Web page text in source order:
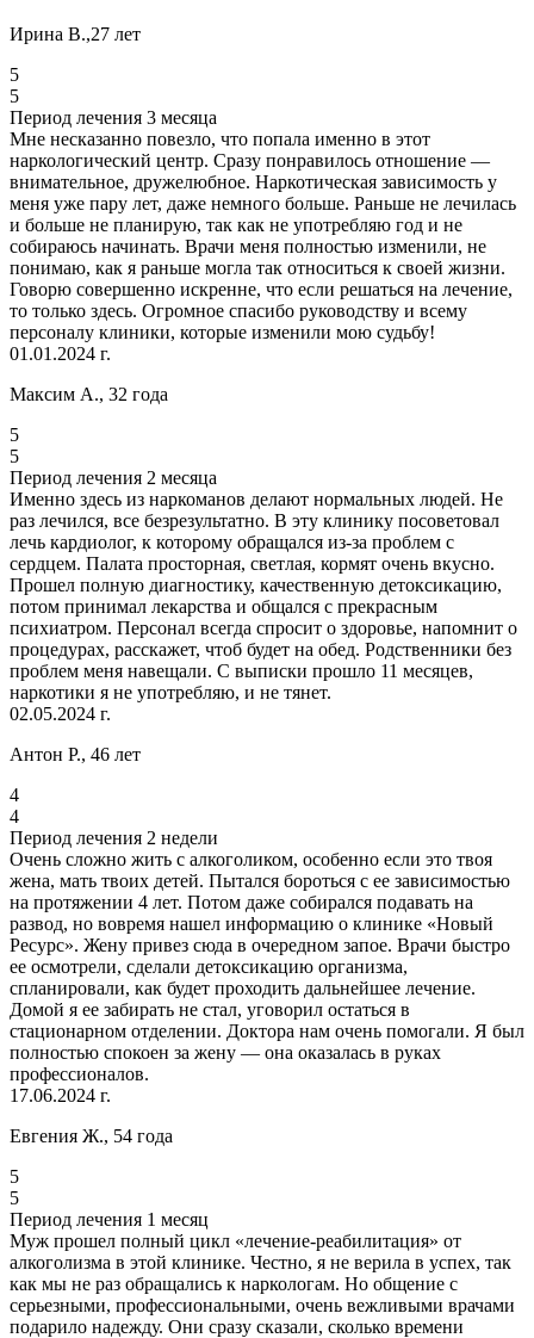
Ирина В.,27 лет
5
5
Период лечения 3 месяца
Мне несказанно повезло, что попала именно в этот
наркологический центр. Сразу понравилось отношение —
внимательное, дружелюбное. Наркотическая зависимость у
меня уже пару лет, даже немного больше. Раньше не лечилась
и больше не планирую, так как не употребляю год и не
собираюсь начинать. Врачи меня полностью изменили, не
понимаю, как я раньше могла так относиться к своей жизни.
Говорю совершенно искренне, что если решаться на лечение,
то только здесь. Огромное спасибо руководству и всему
персоналу клиники, которые изменили мою судьбу!
01.01.2024 г.
Максим А., 32 года
5
5
Период лечения 2 месяца
Именно здесь из наркоманов делают нормальных людей. Не
раз лечился, все безрезультатно. В эту клинику посоветовал
лечь кардиолог, к которому обращался из-за проблем с
сердцем. Палата просторная, светлая, кормят очень вкусно.
Прошел полную диагностику, качественную детоксикацию,
потом принимал лекарства и общался с прекрасным
психиатром. Персонал всегда спросит о здоровье, напомнит о
процедурах, расскажет, чтоб будет на обед. Родственники без
проблем меня навещали. С выписки прошло 11 месяцев,
наркотики я не употребляю, и не тянет.
02.05.2024 г.
Антон Р., 46 лет
4
4
Период лечения 2 недели
Очень сложно жить с алкоголиком, особенно если это твоя
жена, мать твоих детей. Пытался бороться с ее зависимостью
на протяжении 4 лет. Потом даже собирался подавать на
развод, но вовремя нашел информацию о клинике «Новый
Ресурс». Жену привез сюда в очередном запое. Врачи быстро
ее осмотрели, сделали детоксикацию организма,
спланировали, как будет проходить дальнейшее лечение.
Домой я ее забирать не стал, уговорил остаться в
стационарном отделении. Доктора нам очень помогали. Я был
полностью спокоен за жену — она оказалась в руках
профессионалов.
17.06.2024 г.
Евгения Ж., 54 года
5
5
Период лечения 1 месяц
Муж прошел полный цикл «лечение-реабилитация» от
алкоголизма в этой клинике. Честно, я не верила в успех, так
как мы не раз обращались к наркологам. Но общение с
серьезными, профессиональными, очень вежливыми врачами
подарило надежду. Они сразу сказали, сколько времени